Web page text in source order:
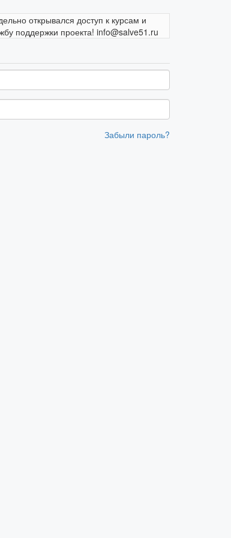
открывался доступ к курсам и
поддержки проекта! info@salve51.ru
Забыли пароль?